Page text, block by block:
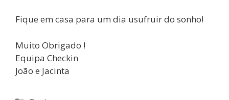
Fique em casa para um dia usufruir do sonho!
Muito Obrigado !
Equipa Checkin
João e Jacinta